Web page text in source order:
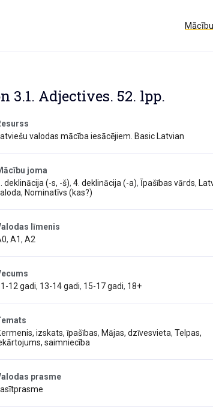
3.1. Adjectives. 52. lpp.
valodas mācība iesācējiem. Basic Latvian
joma
deklinācija (-s, -š), 4. deklinācija (-a), Īpašības vārds,
, Nominatīvs (kas?)
līmenis
, A1, A2
12 gadi, 13-14 gadi, 15-17 gadi, 18+
izskats, īpašības, Mājas, dzīvesvieta, Telpas,
saimniecība
prasme